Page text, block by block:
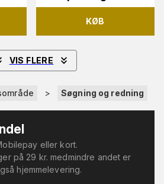
KØB
VIS FLERE
> Søgning og redning
eller kort.
på 29 kr. medmindre andet er
hjemmelevering.